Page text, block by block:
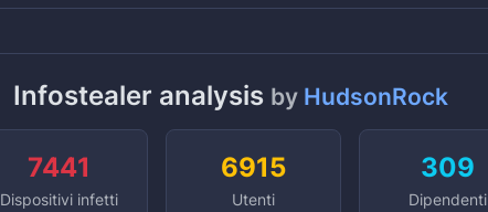
Infostealer analysis by HudsonRock
7441
Dispositivi infetti
6915
Utenti
309
Dipendenti